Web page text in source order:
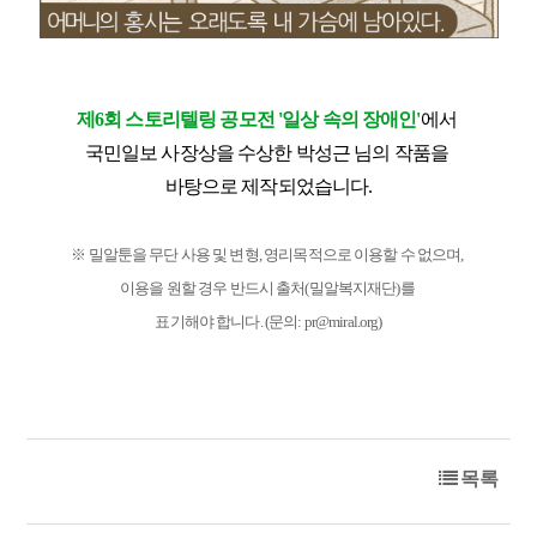
제6회 스토리텔링 공모전 '일상 속의 장애인'에서
국민일보 사장상을 수상한 박성근 님의 작품을
바탕으로 제작되었습니다.
※ 밀알툰을 무단 사용 및 변형, 영리목적으로 이용할 수 없으며,
이용을 원할 경우 반드시 출처(밀알복지재단)를
표기해야 합니다. (문의: pr@miral.org)
목록